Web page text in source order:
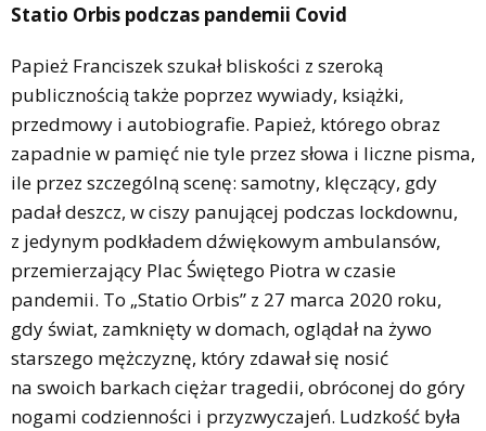
Statio Orbis podczas pandemii Covid
Papież Franciszek szukał bliskości z szeroką
publicznością także poprzez wywiady, książki,
przedmowy i autobiografie. Papież, którego obraz
zapadnie w pamięć nie tyle przez słowa i liczne pisma,
ile przez szczególną scenę: samotny, klęczący, gdy
padał deszcz, w ciszy panującej podczas lockdownu,
z jedynym podkładem dźwiękowym ambulansów,
przemierzający Plac Świętego Piotra w czasie
pandemii. To „Statio Orbis” z 27 marca 2020 roku,
gdy świat, zamknięty w domach, oglądał na żywo
starszego mężczyznę, który zdawał się nosić
na swoich barkach ciężar tragedii, obróconej do góry
nogami codzienności i przyzwyczajeń. Ludzkość była